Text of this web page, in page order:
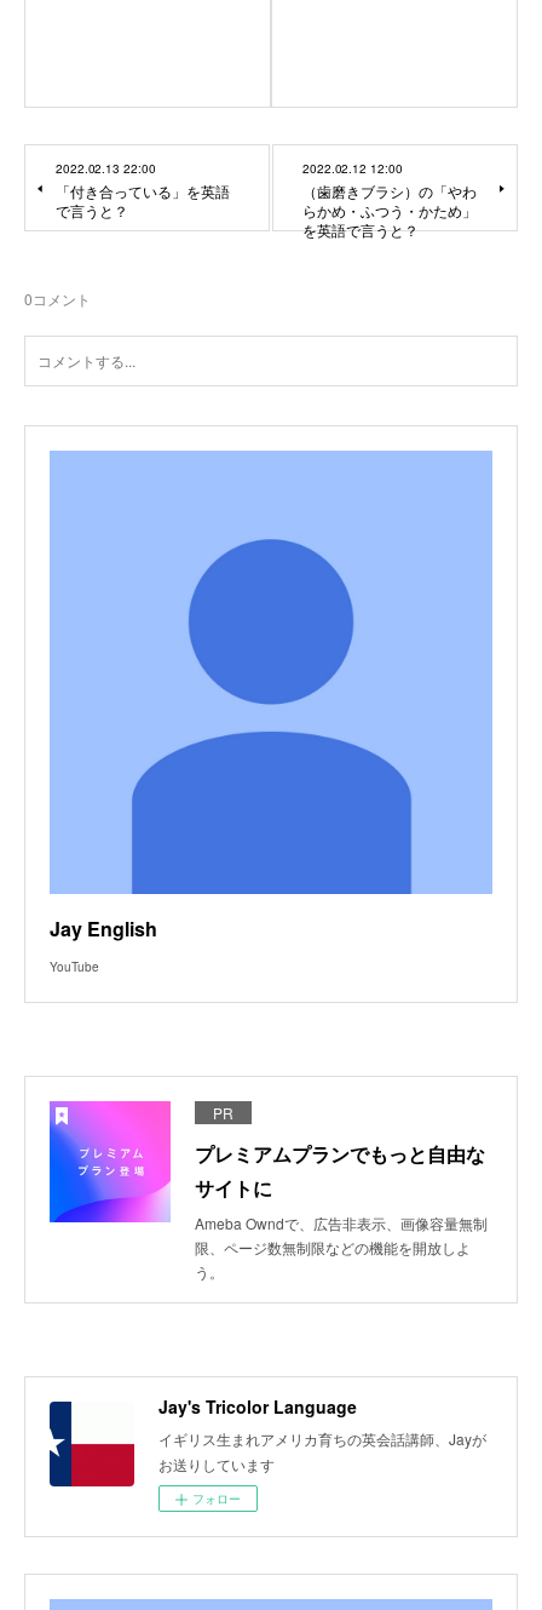
2022.02.13 22:00
「付き合っている」を英語
で言うと？
2022.02.12 12:00
（歯磨きブラシ）の「やわ
らかめ・ふつう・かため」
を英語で言うと？
0コメント
Jay English
YouTube
PR
プレミアムプランでもっと自由な
サイトに
Ameba Owndで、広告非表示、画像容量無制
限、ページ数無制限などの機能を開放しよ
う。
Jay's Tricolor Language
イギリス生まれアメリカ育ちの英会話講師、Jayが
お送りしています
フォロー